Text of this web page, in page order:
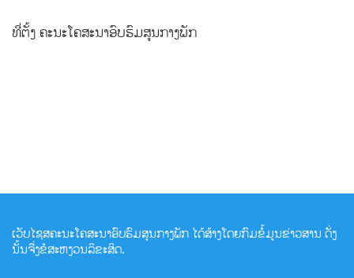
ທີ່ຕັ້ງ ຄະນະໂຄສະນາອົບຮົມສູນກາງພັກ
ເວັບໄຊສຄະນະໂຄສະນາອົບຮົມສູນກາງພັກ ໄດ້ສ້າງໂດຍກົມຂໍ້ມູນຂ່າວສານ ດັ່ງ
ນັ້ນຈື່ງຂໍສະຫງວນລິຂະສິດ.